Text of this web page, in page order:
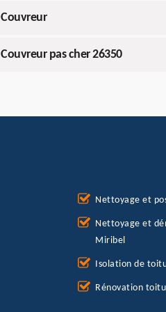
Couvreur
Couvreur pas cher 26350
Nettoyage et
Nettoyage et
Miribel
Isolation de
Rénovation